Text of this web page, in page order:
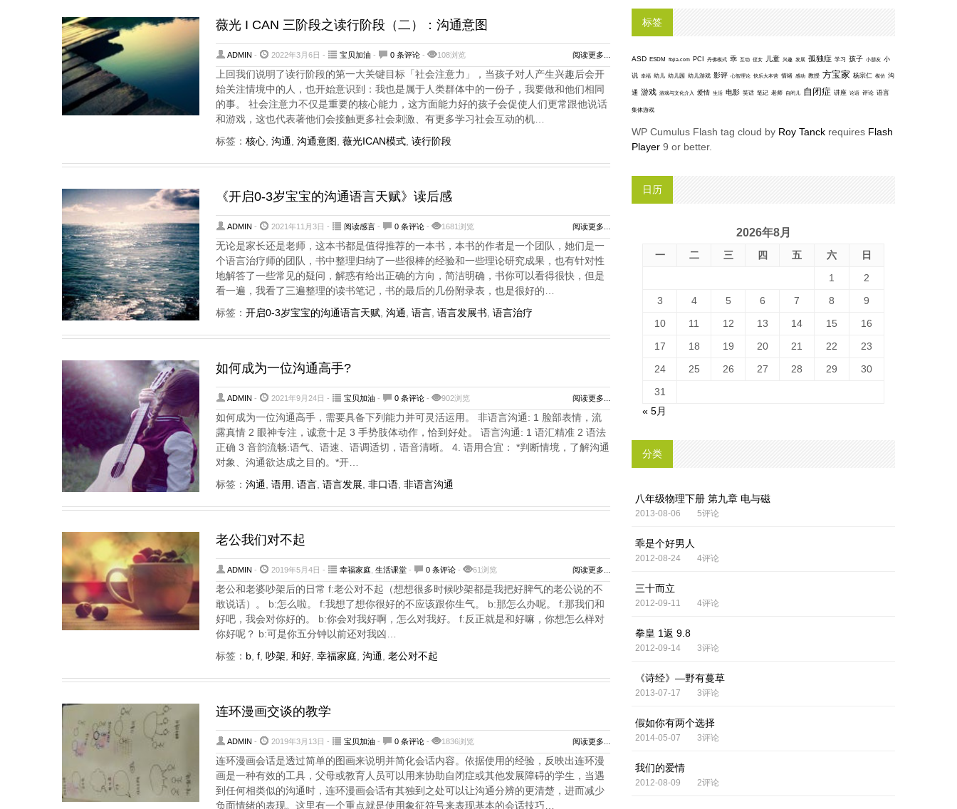
薇光 I CAN 三阶段之读行阶段（二）：沟通意图
ADMIN - 2022年3月6日 - 宝贝加油 - 0 条评论- 108浏览 阅读更多...
上回我们说明了读行阶段的第一大关键目标「社会注意力」，当孩子对人产生兴趣后会开
始关注情境中的人，也开始意识到：我也是属于人类群体中的一份子，我要做和他们相同
的事。 社会注意力不仅是重要的核心能力，这方面能力好的孩子会促使人们更常跟他说话
和游戏，这也代表著他们会接触更多社会刺激、有更多学习社会互动的机…
标签： 核心, 沟通 沟通意图 薇光ICAN模式, 读行阶段
《开启0-3岁宝宝的沟通语言天赋》读后感
ADMIN - 2021年11月3日 - 阅读感言- 0 条评论- 1681浏览 阅读更多...
无论是家长还是老师，这本书都是值得推荐的一本书，本书的作者是一个团队，她们是一
个语言治疗师的团队，书中整理归纳了一些很棒的经验和一些理论研究成果，也有针对性
地解答了一些常见的疑问，解惑有给出正确的方向，简洁明确，书你可以看得很快，但是
看一遍，我看了三遍整理的读书笔记，书的最后的几份附录表，也是很好的…
标签： 开启0-3岁宝宝的沟通语言天赋, 沟通 语言, 语言发展书 语言治疗
如何成为一位沟通高手?
ADMIN - 2021年9月24日 - 宝贝加油 - 0 条评论- 902浏览 阅读更多...
如何成为一位沟通高手，需要具备下列能力并可灵活运用。 非语言沟通: 1 脸部表情，流
露真情 2 眼神专注，诚意十足 3 手势肢体动作，恰到好处。 语言沟通: 1 语汇精准 2 语法
正确 3 音韵流畅:语气、语速、语调适切，语音清晰。 4. 语用合宜： *判断情境，了解沟通
对象、沟通欲达成之目的。*开…
标签： 沟通 语用 语言, 语言发展 非口语, 非语言沟通
老公我们对不起
ADMIN - 2019年5月4日 - 幸福家庭 生活课堂- 0 条评论- 61浏览 阅读更多...
老公和老婆吵架后的日常 f:老公对不起（想想很多时候吵架都是我把好脾气的老公说的不
敢说话）。 b:怎么啦。 f:我想了想你很好的不应该跟你生气。 b:那怎么办呢。 f:那我们和
好吧，我会对你好的。 b:你会对我好啊，怎么对我好。 f:反正就是和好嘛，你想怎么样对
你好呢？ b:可是你五分钟以前还对我凶…
标签： b, f, 吵架 和好, 幸福家庭 沟通 老公对不起
连环漫画交谈的教学
ADMIN - 2019年3月13日 - 宝贝加油 - 0 条评论- 1836浏览 阅读更多...
连环漫画会话是透过简单的图画来说明并简化会话内容。依据使用的经验，反映出连环漫
画是一种有效的工具，父母或教育人员可以用来协助自闭症或其他发展障碍的学生，当遇
到任何相类似的沟通时，连环漫画会话有其独到之处可以让沟通分辨的更清楚，进而减少
负面情绪的表现。这里有一个重点就是使用象征符号来表现基本的会话技巧…
标签
ASD ESDM fbjia.com PCI 丹佛模式 乖 互动 侄女 儿童 兴趣 发展 孤独症 学习 孩子 小朋友 小
说 幸福 幼儿 幼儿园 幼儿游戏 影评 心智理论 快乐大本营 情绪 感动 教授 方宝家 杨宗仁 模仿 沟
通 游戏 游戏与文化介入 爱情 生活 电影 笑话 笔记 老师 自闭儿 自闭症 讲座 论语 评论 语言
集体游戏
WP Cumulus Flash tag cloud by Roy Tanck requires Flash
Player 9 or better.
日历
2026年8月
一 二 三 四 五 六
日
1
2
3
4 5 6 7 8
9
10
11 12 13 14 15
16
17
18 19 20 21 22
23
24
25 26 27 28 29
30
31
« 5月
分类
八年级物理下册 第九章 电与磁
2013-08-06 5评论
乖是个好男人
2012-08-24 4评论
三十而立
2012-09-11 4评论
拳皇 1返 9.8
2012-09-14 3评论
《诗经》—野有蔓草
2013-07-17 3评论
假如你有两个选择
2014-05-07 3评论
我们的爱情
2012-08-09 2评论